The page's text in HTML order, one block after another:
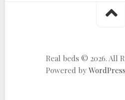
Real beds © 2026. All
Powered by WordPress